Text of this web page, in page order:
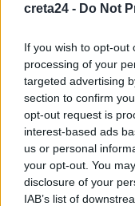
creta24 - Do Not
If you wish to opt-out
processing of your
targeted advertising
section to confirm
opt-out request is
interest-based ads
us or personal
your opt-out. You
disclosure of your
IAB’s list of
ΠΡΟΗΓΟΎΜΕΝΟ
Για